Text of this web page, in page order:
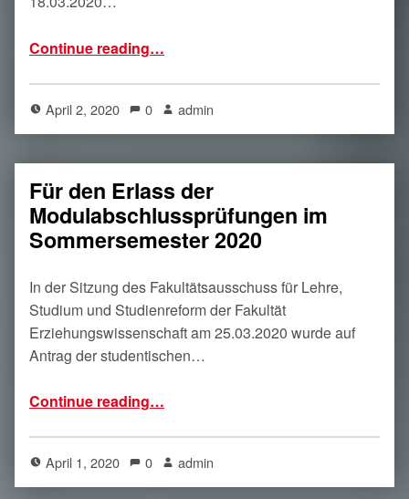
Continue reading…
April 2, 2020 0 admin
Für den Erlass der
Modulabschlussprüfungen im
Sommersemester 2020
In der Sitzung des Fakultätsausschuss für Lehre,
Studium und Studienreform der Fakultät
Erziehungswissenschaft am 25.03.2020 wurde auf
Antrag der studentischen…
Continue reading…
April 1, 2020 0 admin